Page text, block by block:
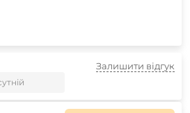
Залишити відгук